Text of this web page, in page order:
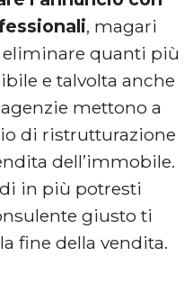
, magari
quanti più
e talvolta anche
mettono a
di ristrutturazione
dell’immobile.
in più potresti
giusto ti
fine della vendita.